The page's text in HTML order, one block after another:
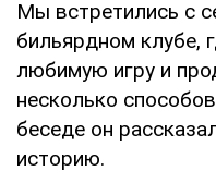
Мы встретились с
бильярдном клубе,
любимую игру и
несколько
беседе он
историю.